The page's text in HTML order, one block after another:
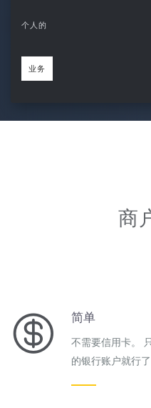
个人的
业务
商
简单
不需要信用卡。
的银行账户就行了